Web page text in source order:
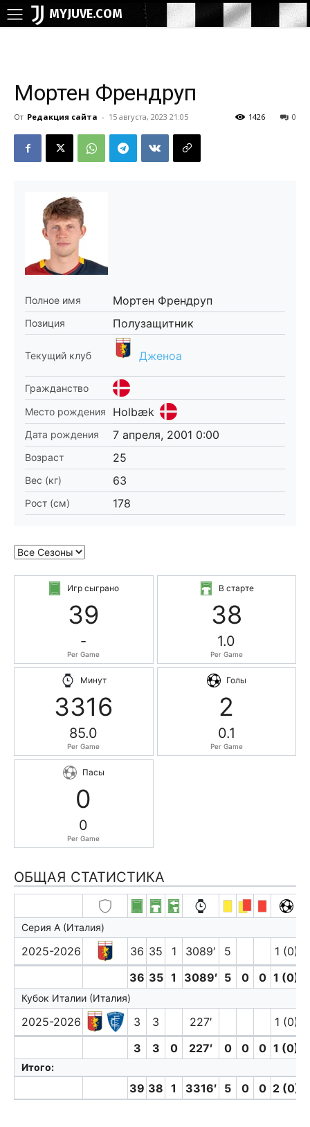
MYJUVE.COM
Мортен Френдруп
От Редакция сайта - 15 августа, 2023 21:05 0
1426
Полное имя Мортен Френдруп
Позиция Полузащитник
Текущий клуб Дженоа
Гражданство
Место рождения
Holbæk
Дата рождения 7 апреля, 2001 0:00
Возраст 25
Вес (кг) 63
Рост (см) 178
Игр сыграно
39
-
Per Game
В старте
38
1.0
Per Game
Минут
3316
85.0
Per Game
Голы
2
0.1
Per Game
Пасы
0
0
Per Game
ОБЩАЯ СТАТИСТИКА
Серия А (Италия)
2025-2026 36 35 1 3089′ 5
1 (0)
36 35 1 3089′ 5 0 0 1 (0)
Кубок Италии (Италия)
2025-2026 3 3 227′
1 (0)
3
3 0 227′ 0 0 0 1 (0)
Итого:
39 38 1 3316′ 5 0 0 2 (0)